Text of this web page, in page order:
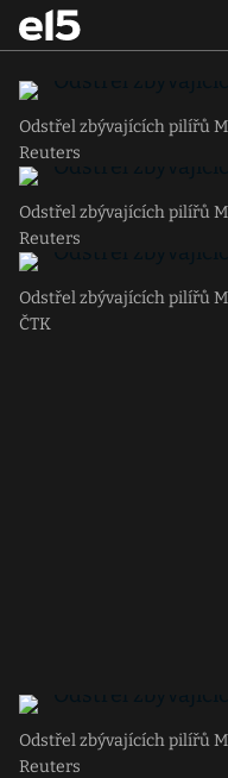
Odstřel zbývajících pilířů
Reuters
Odstřel zbývajících pilířů
Reuters
Odstřel zbývajících pilířů
ČTK
Odstřel zbývajících pilířů
Reuters